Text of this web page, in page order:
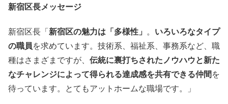
新宿区長メッセージ
新宿区長「新宿区の魅力は「多様性 」 。 いろいろなタイプ
の職員を求めています。技術系、福祉系、事務系など、職
種はさまざまですが、 伝統に裏打ちされたノウハウと新た
なチャレンジによって得られる達成感を共有できる仲間を
待っています。とてもアットホームな職場です。」